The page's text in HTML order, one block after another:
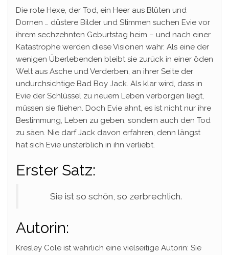
Die rote Hexe, der Tod, ein Heer aus Blüten und
Dornen … düstere Bilder und Stimmen suchen Evie vor
ihrem sechzehnten Geburtstag heim – und nach einer
Katastrophe werden diese Visionen wahr. Als eine der
wenigen Überlebenden bleibt sie zurück in einer öden
Welt aus Asche und Verderben, an ihrer Seite der
undurchsichtige Bad Boy Jack. Als klar wird, dass in
Evie der Schlüssel zu neuem Leben verborgen liegt,
müssen sie fliehen. Doch Evie ahnt, es ist nicht nur ihre
Bestimmung, Leben zu geben, sondern auch den Tod
zu säen. Nie darf Jack davon erfahren, denn längst
hat sich Evie unsterblich in ihn verliebt.
Erster Satz:
Sie ist so schön, so zerbrechlich.
Autorin:
Kresley Cole ist wahrlich eine vielseitige Autorin: Sie